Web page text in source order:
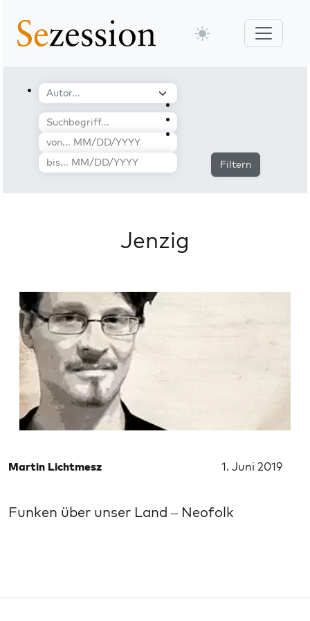
Filtern
Jenzig
Martin Lichtmesz 1. Juni 2019
Funken über unser Land – Neofolk